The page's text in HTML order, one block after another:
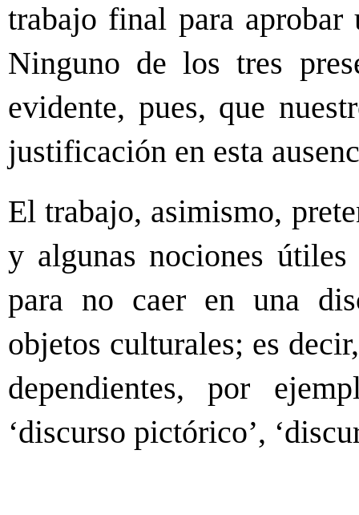
trabajo final para aprobar
Ninguno de los tres
evidente, pues, que
justificación en esta
El trabajo, asimismo,
y algunas nociones
para no caer en una
objetos culturales; es
dependientes, por
‘discurso pictórico’,